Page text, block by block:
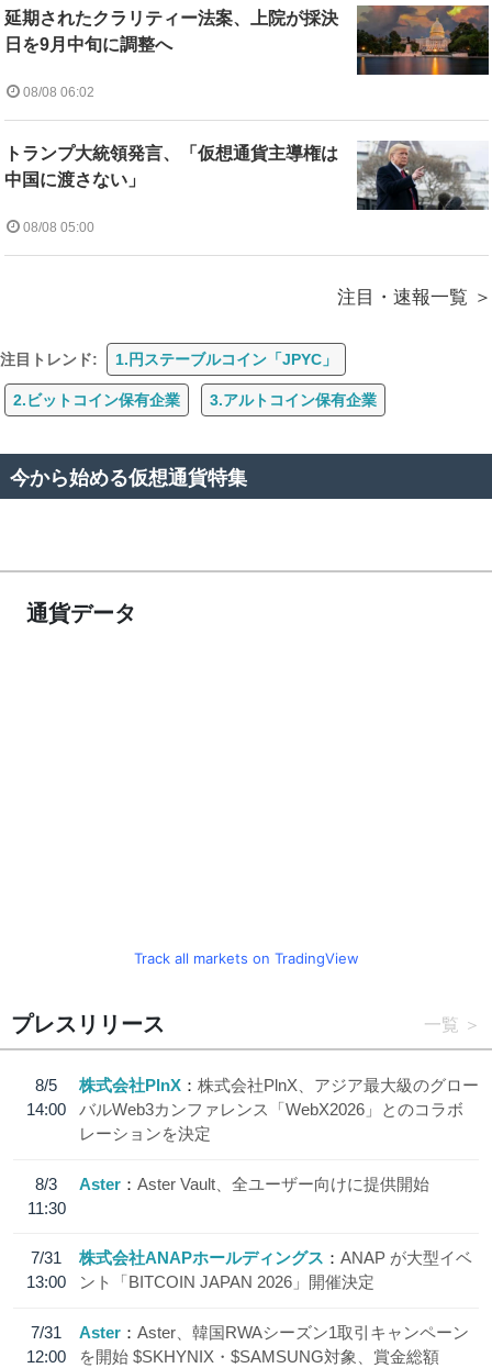
延期されたクラリティー法案、上院が採決
日を9月中旬に調整へ
08/08 06:02
トランプ大統領発言、「仮想通貨主導権は
中国に渡さない」
08/08 05:00
注目・速報一覧
注目トレンド: 1.円ステーブルコイン「JPYC」
2.ビットコイン保有企業 3.アルトコイン保有企業
今から始める仮想通貨特集
通貨データ
Track all markets on TradingView
プレスリリース 一覧
8/5
14:00
株式会社PlnX
株式会社PlnX、アジア最大級のグロー
バルWeb3カンファレンス「WebX2026」とのコラボ
レーションを決定
8/3
11:30
Aster Aster Vault、全ユーザー向けに提供開始
7/31
13:00
株式会社ANAPホールディングス
ANAP が大型イベ
ント「BITCOIN JAPAN 2026」開催決定
7/31
12:00
Aster
Aster、韓国RWAシーズン1取引キャンペーン
を開始 $SKHYNIX・$SAMSUNG対象、賞金総額